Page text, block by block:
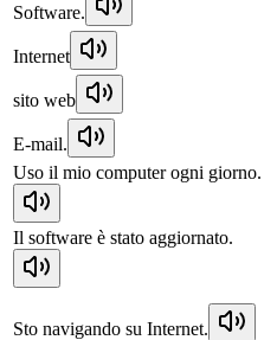
Software.
Internet
sito web
E-mail.
Uso il mio computer ogni giorno.
Il software è stato aggiornato.
Sto navigando su Internet.